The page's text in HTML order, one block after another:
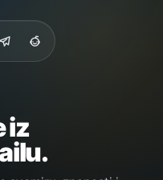
iz